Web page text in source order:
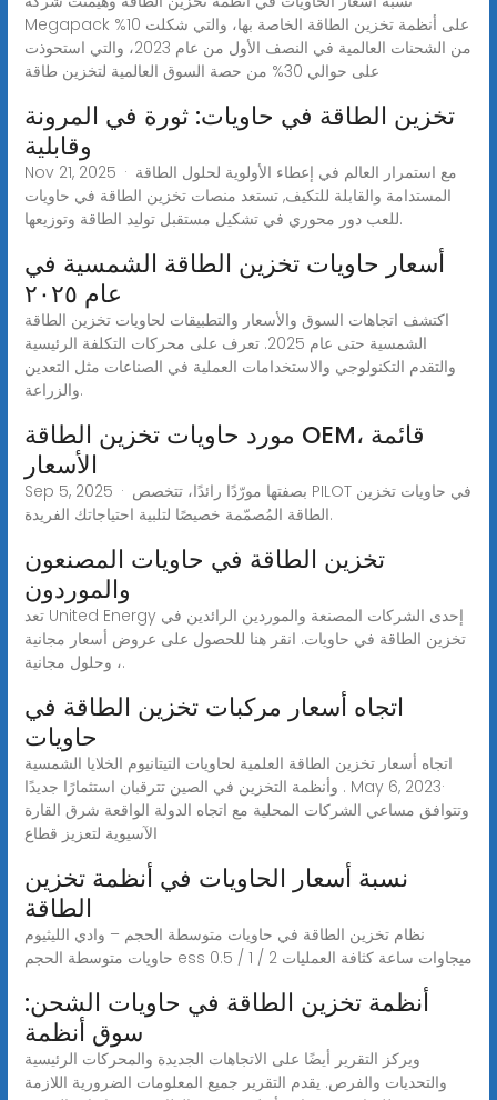
Megapack على أنظمة تخزين الطاقة الخاصة بها، والتي شكلت 10%
من الشحنات العالمية في النصف الأول من عام 2023، والتي استحوذت
على حوالي 30% من حصة السوق العالمية لتخزين طاقة
تخزين الطاقة في حاويات: ثورة في المرونة
وقابلية
Nov 21, 2025 · مع استمرار العالم في إعطاء الأولوية لحلول الطاقة
المستدامة والقابلة للتكيف, تستعد منصات تخزين الطاقة في حاويات
للعب دور محوري في تشكيل مستقبل توليد الطاقة وتوزيعها.
أسعار حاويات تخزين الطاقة الشمسية في
عام ٢٠٢٥
اكتشف اتجاهات السوق والأسعار والتطبيقات لحاويات تخزين الطاقة
الشمسية حتى عام 2025. تعرف على محركات التكلفة الرئيسية
والتقدم التكنولوجي والاستخدامات العملية في الصناعات مثل التعدين
والزراعة.
مورد حاويات تخزين الطاقة OEM، قائمة
الأسعار
Sep 5, 2025 · بصفتها مورّدًا رائدًا، تتخصص PILOT في حاويات تخزين
الطاقة المُصمّمة خصيصًا لتلبية احتياجاتك الفريدة.
تخزين الطاقة في حاويات المصنعون
والموردون
تعد United Energy إحدى الشركات المصنعة والموردين الرائدين في
تخزين الطاقة في حاويات. انقر هنا للحصول على عروض أسعار مجانية
، وحلول مجانية.
اتجاه أسعار مركبات تخزين الطاقة في
حاويات
اتجاه أسعار تخزين الطاقة العلمية لحاويات التيتانيوم الخلايا الشمسية
وأنظمة التخزين في الصين تترقبان استثمارًا جديدًا . May 6, 2023·
وتتوافق مساعي الشركات المحلية مع اتجاه الدولة الواقعة شرق القارة
الآسيوية لتعزيز قطاع
نسبة أسعار الحاويات في أنظمة تخزين
الطاقة
نظام تخزين الطاقة في حاويات متوسطة الحجم – وادي الليثيوم
حاويات متوسطة الحجم ess 0.5 / 1 / 2 ميجاوات ساعة كثافة العمليات
أنظمة تخزين الطاقة في حاويات الشحن:
سوق أنظمة
ويركز التقرير أيضًا على الاتجاهات الجديدة والمحركات الرئيسية
والتحديات والفرص. يقدم التقرير جميع المعلومات الضرورية اللازمة